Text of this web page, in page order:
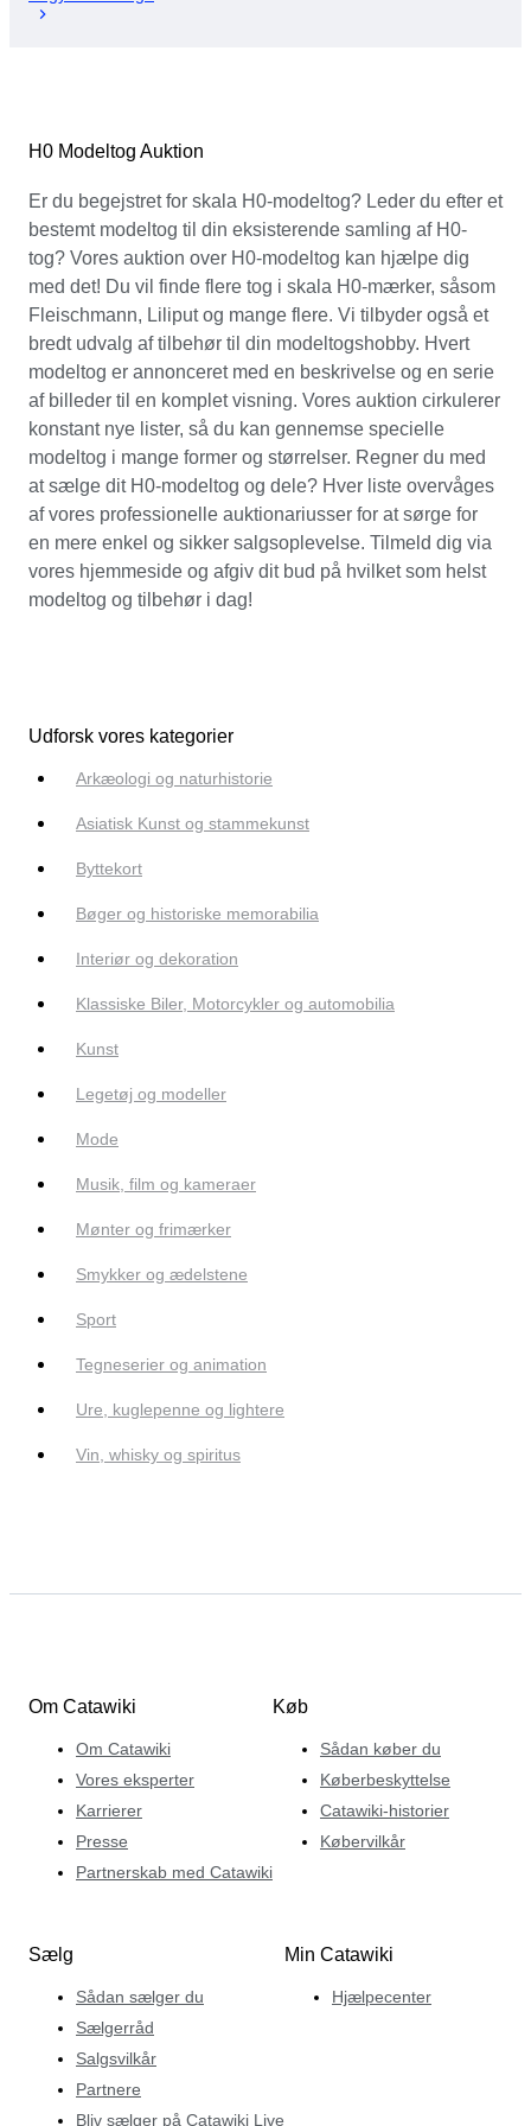
H0 Modeltog Auktion
Er du begejstret for skala H0-modeltog? Leder du efter et
bestemt modeltog til din eksisterende samling af H0-
tog? Vores auktion over H0-modeltog kan hjælpe dig
med det! Du vil finde flere tog i skala H0-mærker, såsom
Fleischmann, Liliput og mange flere. Vi tilbyder også et
bredt udvalg af tilbehør til din modeltogshobby. Hvert
modeltog er annonceret med en beskrivelse og en serie
af billeder til en komplet visning. Vores auktion cirkulerer
konstant nye lister, så du kan gennemse specielle
modeltog i mange former og størrelser. Regner du med
at sælge dit H0-modeltog og dele? Hver liste overvåges
af vores professionelle auktionariusser for at sørge for
en mere enkel og sikker salgsoplevelse. Tilmeld dig via
vores hjemmeside og afgiv dit bud på hvilket som helst
modeltog og tilbehør i dag!
Udforsk vores kategorier
Arkæologi og naturhistorie
Asiatisk Kunst og stammekunst
Byttekort
Bøger og historiske memorabilia
Interiør og dekoration
Klassiske Biler, Motorcykler og automobilia
Kunst
Legetøj og modeller
Mode
Musik, film og kameraer
Mønter og frimærker
Smykker og ædelstene
Sport
Tegneserier og animation
Ure, kuglepenne og lightere
Vin, whisky og spiritus
Om Catawiki
Om Catawiki
Vores eksperter
Karrierer
Presse
Partnerskab med Catawiki
Køb
Sådan køber du
Køberbeskyttelse
Catawiki-historier
Købervilkår
Sælg
Sådan sælger du
Sælgerråd
Salgsvilkår
Partnere
Bliv sælger på Catawiki Live
Min Catawiki
Hjælpecenter